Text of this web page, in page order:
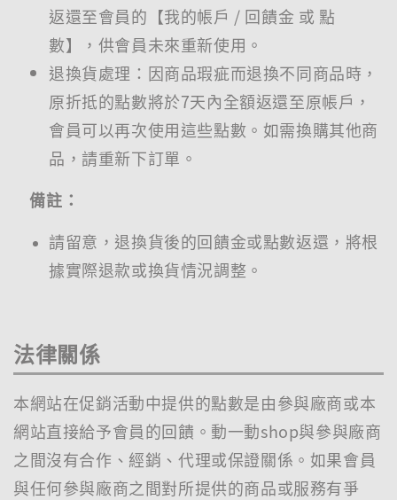
返還至會員的【我的帳戶 / 回饋金 或 點
數】，供會員未來重新使用。
退換貨處理：因商品瑕疵而退換不同商品時，
原折抵的點數將於7天內全額返還至原帳戶，
會員可以再次使用這些點數。如需換購其他商
品，請重新下訂單。
備註：
請留意，退換貨後的回饋金或點數返還，將根
據實際退款或換貨情況調整。
法律關係
本網站在促銷活動中提供的點數是由參與廠商或本
網站直接給予會員的回饋。動一動shop與參與廠商
之間沒有合作、經銷、代理或保證關係。如果會員
與任何參與廠商之間對所提供的商品或服務有爭